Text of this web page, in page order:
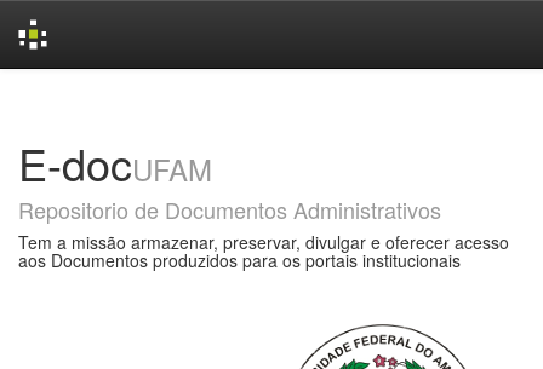
E-docUFAM
Repositorio de Documentos Administrativos
Tem a missão armazenar, preservar, divulgar e oferecer acesso
aos Documentos produzidos para os portais institucionais